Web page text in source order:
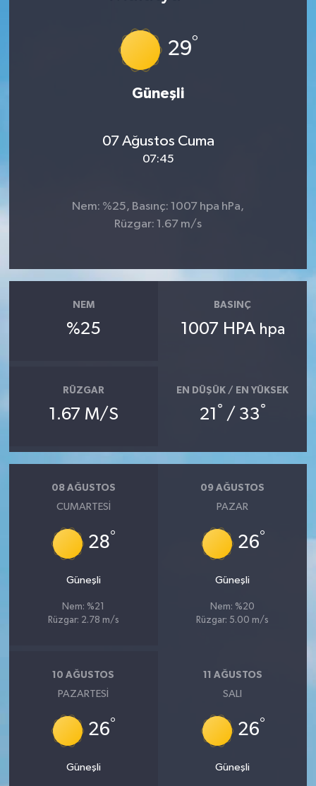
29°
Güneşli
07 Ağustos Cuma
07:45
Nem: %25, Basınç: 1007 hpa hPa,
Rüzgar: 1.67 m/s
NEM
%25
BASINÇ
1007 HPA hpa
RÜZGAR
1.67 M/S
EN DÜŞÜK / EN YÜKSEK
21 ° / 33°
08 AĞUSTOS
CUMARTESI
28°
Güneşli
Nem: %21
Rüzgar: 2.78 m/s
09 AĞUSTOS
PAZAR
26°
Güneşli
Nem: %20
Rüzgar: 5.00 m/s
10 AĞUSTOS
PAZARTESI
26°
Güneşli
11 AĞUSTOS
SALI
26°
Güneşli
Resmi Reklamlar